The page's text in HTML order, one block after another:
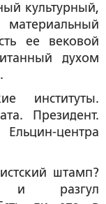
культурный,
ее вековой
духом
институты.
Президент.
центра
штамп?
и разгул